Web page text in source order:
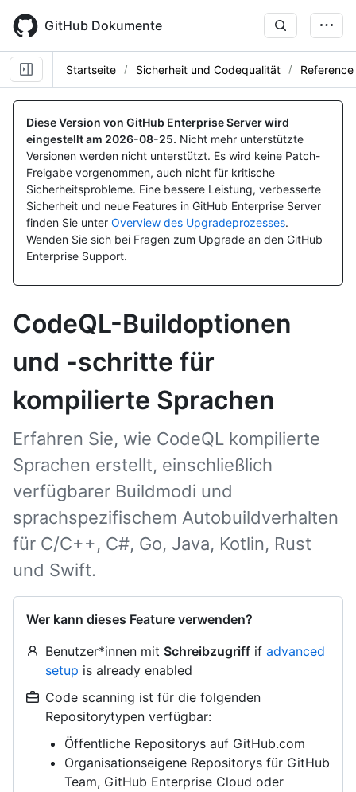
main
content
GitHub Dokumente
Startseite Sicherheit und Codequalität Reference
Diese Version von GitHub Enterprise Server wird
eingestellt am 2026-08-25. Nicht mehr unterstützte
Versionen werden nicht unterstützt. Es wird keine Patch-
Freigabe vorgenommen, auch nicht für kritische
Sicherheitsprobleme. Eine bessere Leistung, verbesserte
Sicherheit und neue Features in GitHub Enterprise Server
finden Sie unter Overview des Upgradeprozesses.
Wenden Sie sich bei Fragen zum Upgrade an den GitHub
Enterprise Support.
CodeQL-Buildoptionen
und -schritte für
kompilierte Sprachen
Erfahren Sie, wie CodeQL kompilierte
Sprachen erstellt, einschließlich
verfügbarer Buildmodi und
sprachspezifischem Autobuildverhalten
für C/C++, C#, Go, Java, Kotlin, Rust
und Swift.
Wer kann dieses Feature verwenden?
Benutzer*innen mit Schreibzugriff if advanced
setup is already enabled
Code scanning ist für die folgenden
Repositorytypen verfügbar:
Öffentliche Repositorys auf GitHub.com
Organisationseigene Repositorys für GitHub
Team, GitHub Enterprise Cloud oder